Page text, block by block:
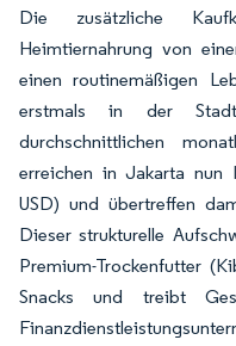
Die zusätzliche
Heimtiernahrung von
einen routinemäßigen
erstmals in der
durchschnittlichen
erreichen in Jakarta nun
USD) und übertreffen
Dieser strukturelle
Premium-Trockenfutter
Snacks und treibt